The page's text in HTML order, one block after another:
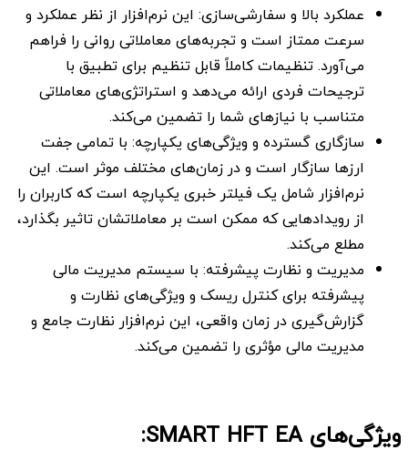
عملکرد بالا و سفارشی‌سازی: این نرم‌افزار از نظر عملکرد و
سرعت ممتاز است و تجربه‌های معاملاتی روانی را فراهم
می‌آورد. تنظیمات کاملاً قابل تنظیم برای تطبیق با
ترجیحات فردی ارائه می‌دهد و استراتژی‌های معاملاتی
متناسب با نیازهای شما را تضمین می‌کند.
سازگاری گسترده و ویژگی‌های یکپارچه: با تمامی جفت
ارزها سازگار است و در زمان‌های مختلف موثر است. این
نرم‌افزار شامل یک فیلتر خبری یکپارچه است که کاربران را
از رویدادهایی که ممکن است بر معاملاتشان تاثیر بگذارد،
مطلع می‌کند.
مدیریت و نظارت پیشرفته: با سیستم مدیریت مالی
پیشرفته برای کنترل ریسک و ویژگی‌های نظارت و
گزارش‌گیری در زمان واقعی، این نرم‌افزار نظارت جامع و
مدیریت مالی مؤثری را تضمین می‌کند.
ویژگی‌های SMART HFT EA: